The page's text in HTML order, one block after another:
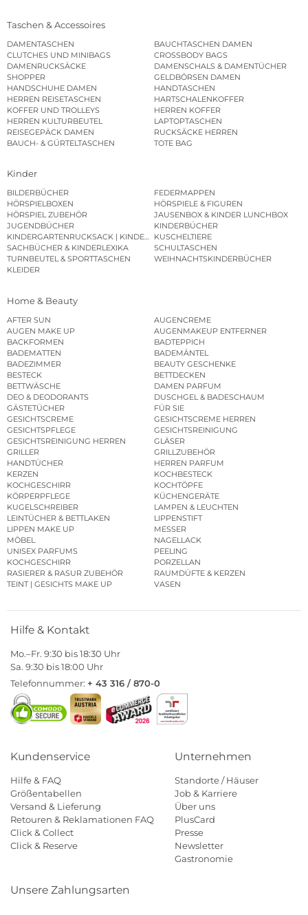
Taschen & Accessoires
DAMENTASCHEN
BAUCHTASCHEN DAMEN
CLUTCHES UND MINIBAGS
CROSSBODY BAGS
DAMENRUCKSÄCKE
DAMENSCHALS & DAMENTÜCHER
SHOPPER
GELDBÖRSEN DAMEN
HANDSCHUHE DAMEN
HANDTASCHEN
HERREN REISETASCHEN
HARTSCHALENKOFFER
KOFFER UND TROLLEYS
HERREN KOFFER
HERREN KULTURBEUTEL
LAPTOPTASCHEN
REISEGEPÄCK DAMEN
RUCKSÄCKE HERREN
BAUCH- & GÜRTELTASCHEN
TOTE BAG
Kinder
BILDERBÜCHER
FEDERMAPPEN
HÖRSPIELBOXEN
HÖRSPIELE & FIGUREN
HÖRSPIEL ZUBEHÖR
JAUSENBOX & KINDER LUNCHBOX
JUGENDBÜCHER
KINDERBÜCHER
KINDERGARTENRUCKSACK | KINDERGARTENBEUTEL
KUSCHELTIERE
SACHBÜCHER & KINDERLEXIKA
SCHULTASCHEN
TURNBEUTEL & SPORTTASCHEN
WEIHNACHTSKINDERBÜCHER
KLEIDER
Home & Beauty
AFTER SUN
AUGENCREME
AUGEN MAKE UP
AUGENMAKEUP ENTFERNER
BACKFORMEN
BADTEPPICH
BADEMATTEN
BADEMÄNTEL
BADEZIMMER
BEAUTY GESCHENKE
BESTECK
BETTDECKEN
BETTWÄSCHE
DAMEN PARFUM
DEO & DEODORANTS
DUSCHGEL & BADESCHAUM
GÄSTETÜCHER
FÜR SIE
GESICHTSCREME
GESICHTSCREME HERREN
GESICHTSPFLEGE
GESICHTSREINIGUNG
GESICHTSREINIGUNG HERREN
GLÄSER
GRILLER
GRILLZUBEHÖR
HANDTÜCHER
HERREN PARFUM
KERZEN
KOCHBESTECK
KOCHGESCHIRR
KOCHTÖPFE
KÖRPERPFLEGE
KÜCHENGERÄTE
KUGELSCHREIBER
LAMPEN & LEUCHTEN
LEINTÜCHER & BETTLAKEN
LIPPENSTIFT
LIPPEN MAKE UP
MESSER
MÖBEL
NAGELLACK
UNISEX PARFUMS
PEELING
KOCHGESCHIRR
PORZELLAN
RASIERER & RASUR ZUBEHÖR
RAUMDÜFTE & KERZEN
TEINT | GESICHTS MAKE UP
VASEN
Hilfe & Kontakt
Mo.–Fr. 9:30 bis 18:30 Uhr
Sa. 9:30 bis 18:00 Uhr
Telefonnummer: + 43 316 / 870-0
Kundenservice
Hilfe & FAQ
Größentabellen
Versand & Lieferung
Retouren & Reklamationen FAQ
Click & Collect
Click & Reserve
Unternehmen
Standorte / Häuser
Job & Karriere
Über uns
PlusCard
Presse
Newsletter
Gastronomie
Unsere Zahlungsarten